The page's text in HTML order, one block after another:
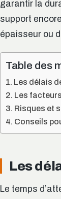
garantir la
support
épaisseur ou
Table des
Les délais
Les
Risques et
Conseils
Les
Le temps